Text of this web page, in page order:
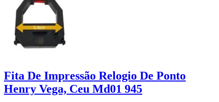
Fita De Impressão Relogio De Ponto
Henry Vega, Ceu Md01 945